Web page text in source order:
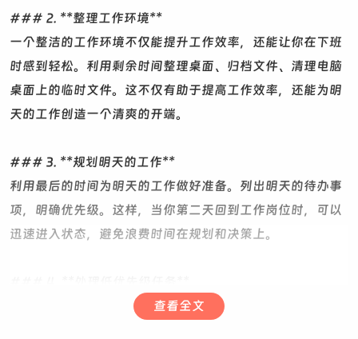
### 2. **整理工作环境**
一个整洁的工作环境不仅能提升工作效率，还能让你在下班
时感到轻松。利用剩余时间整理桌面、归档文件、清理电脑
桌面上的临时文件。这不仅有助于提高工作效率，还能为明
天的工作创造一个清爽的开端。
### 3. **规划明天的工作**
利用最后的时间为明天的工作做好准备。列出明天的待办事
项，明确优先级。这样，当你第二天回到工作岗位时，可以
迅速进入状态，避免浪费时间在规划和决策上。
如果今天的主要任务已经完成，可以利用剩余时间处理一些
查看全文